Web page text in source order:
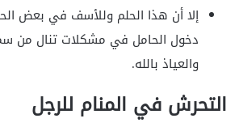
إلا أن هذا الحلم وللأسف في بعض
دخول الحامل في مشكلات تنال من
والعياذ بالله.
التحرش في المنام للرجل